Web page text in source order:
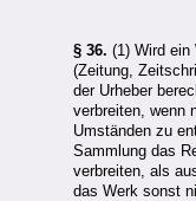
§ 36. (1) Wird ein
(Zeitung,
der Urheber
verbreiten, wenn
Umständen zu
Sammlung das
verbreiten, als
das Werk sonst